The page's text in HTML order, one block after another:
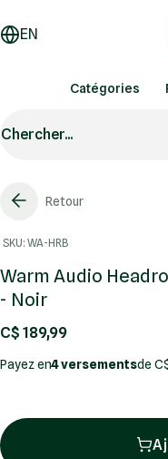
EN
Catégories
Chercher...
Retour
SKU: WA-HRB
Warm Audio
- Noir
C$ 189,99
Payez en4 versementsde